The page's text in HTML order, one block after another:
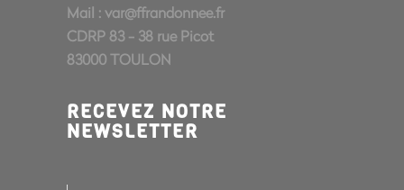
Mail : var@ffrandonnee.fr
CDRP 83 - 38 rue Picot
83000 TOULON
RECEVEZ NOTRE
NEWSLETTER